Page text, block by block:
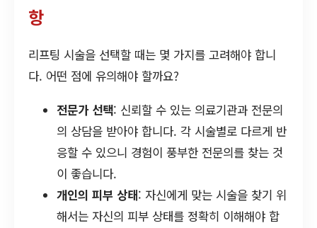
항
리프팅 시술을 선택할 때는 몇 가지를 고려해야 합니
다. 어떤 점에 유의해야 할까요?
전문가 선택: 신뢰할 수 있는 의료기관과 전문의
의 상담을 받아야 합니다. 각 시술별로 다르게 반
응할 수 있으니 경험이 풍부한 전문의를 찾는 것
이 좋습니다.
개인의 피부 상태: 자신에게 맞는 시술을 찾기 위
해서는 자신의 피부 상태를 정확히 이해해야 합